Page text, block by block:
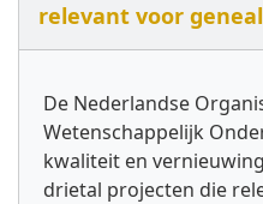
relevant voor
De Nederlandse
Wetenschappelijk
kwaliteit en
drietal projecten die